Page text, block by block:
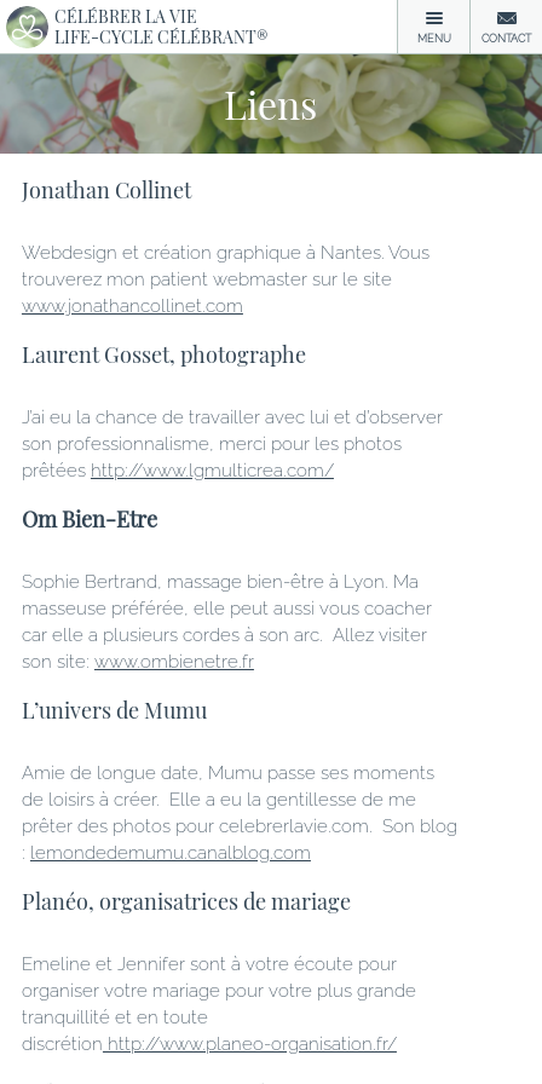
CÉLÉBRER LA VIE
LIFE-CYCLE CÉLÉBRANT®
CONTACT
MENU
Liens
Jonathan Collinet
Webdesign et création graphique à Nantes. Vous
trouverez mon patient webmaster sur le site
www.jonathancollinet.com
Laurent Gosset, photographe
J’ai eu la chance de travailler avec lui et d’observer
son professionnalisme, merci pour les photos
prêtées http://www.lgmulticrea.com/
Om Bien-Etre
Sophie Bertrand, massage bien-être à Lyon. Ma
masseuse préférée, elle peut aussi vous coacher
car elle a plusieurs cordes à son arc. Allez visiter
son site: www.ombienetre.fr
L’univers de Mumu
Amie de longue date, Mumu passe ses moments
de loisirs à créer. Elle a eu la gentillesse de me
prêter des photos pour celebrerlavie.com. Son blog
: lemondedemumu.canalblog.com
Planéo, organisatrices de mariage
Emeline et Jennifer sont à votre écoute pour
organiser votre mariage pour votre plus grande
tranquillité et en toute
discrétion http://www.planeo-organisation.fr/